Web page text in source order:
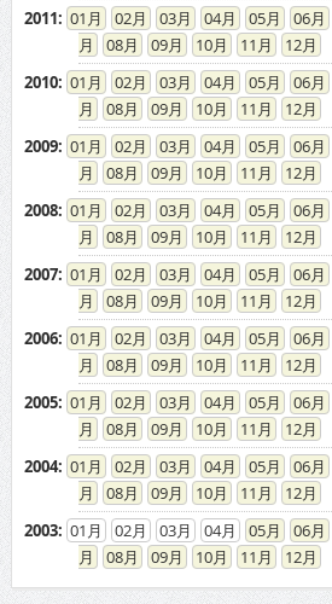
2011: 01 02 03 04 05 06
08
09 10 11
12
2010: 01 02 03 04 05 06
08
09 10 11
12
2009: 01 02 03 04 05 06
08
09 10 11
12
2008: 01 02 03 04 05 06
08
09 10 11
12
2007: 01 02 03 04 05 06
08
09 10 11
12
2006: 01 02 03 04 05 06
08
09 10 11
12
2005: 01 02 03 04 05 06
08
09 10 11
12
2004: 01 02 03 04 05 06
08
09 10 11
12
2003: 01 02 03 04 05 06
08
09 10 11 12